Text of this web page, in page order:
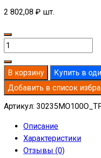
2 802,08 ₽ шт.
Количество
товара
Отвод
базальтовый
D235-
T30
100
оцинкованной
В корзину
Купить в
Добавить в список
Артикул:
Описание
Характеристики
Отзывы (0)